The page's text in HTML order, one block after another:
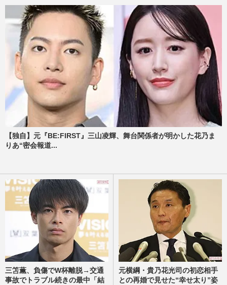
【独自】元『BE:FIRST』三山凌輝、舞台関係者が明かした花乃ま
りあ“密会報道...
三笘薫、負傷でW杯離脱→交通
事故でトラブル続きの最中「結
元横綱・貴乃花光司の初恋相手
との再婚で見せた“幸せ太り”姿